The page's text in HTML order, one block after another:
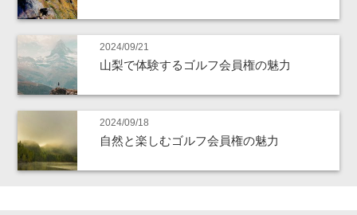
2024/09/21
山梨で体験するゴルフ会員権の魅力
2024/09/18
自然と楽しむゴルフ会員権の魅力